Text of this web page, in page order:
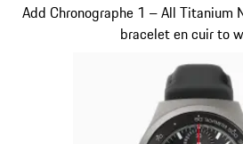
Add Chronographe 1 – All Titanium
bracelet en cuir to
Diapositive 5 sur 5